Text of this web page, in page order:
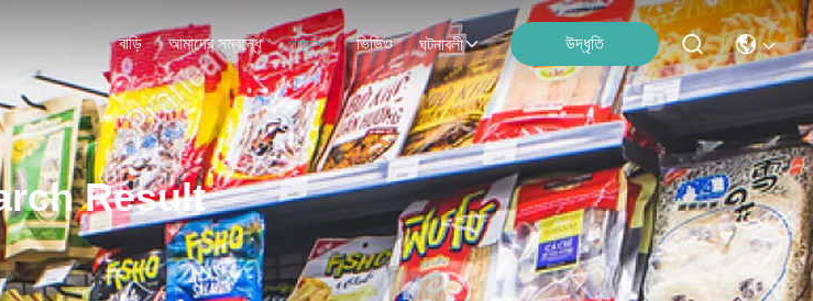
বাড়ি আমাদের সম্বন্ধে পণ্য ভিডিও ঘটনাবলী উদ্ধৃতি
Result